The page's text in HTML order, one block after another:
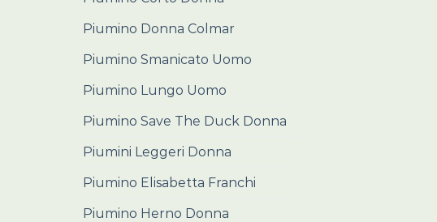
Piumino Donna Colmar
Piumino Smanicato Uomo
Piumino Lungo Uomo
Piumino Save The Duck Donna
Piumini Leggeri Donna
Piumino Elisabetta Franchi
Piumino Herno Donna